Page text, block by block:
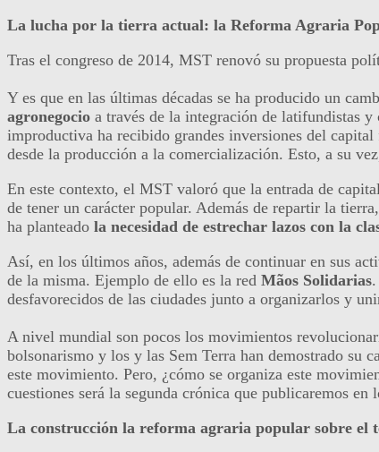
La lucha por la tierra actual: la Reforma Agraria
Tras el congreso de 2014, MST renovó su propuesta
Y es que en las últimas décadas se ha producido un
agronegocio a través de la integración de latifundistas
improductiva ha recibido grandes inversiones del
desde la producción a la comercialización. Esto, a su
En este contexto, el MST valoró que la entrada de
de tener un carácter popular. Además de repartir la
ha planteado la necesidad de estrechar lazos con la
Así, en los últimos años, además de continuar en sus
de la misma. Ejemplo de ello es la red Mãos Solidarias
desfavorecidos de las ciudades junto a organizarlos y
A nivel mundial son pocos los movimientos
bolsonarismo y los y las Sem Terra han demostrado su
este movimiento. Pero, ¿cómo se organiza este
cuestiones será la segunda crónica que publicaremos en
La construcción la reforma agraria popular sobre el